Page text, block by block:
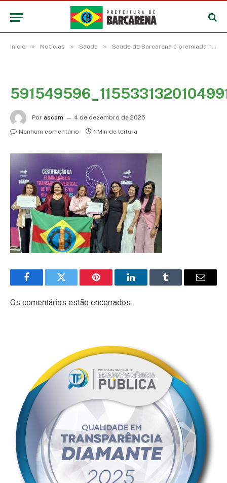
Início » Notícias » Saúde » Saúde de Barcarena é premiada nacionalmente: Município recebe duplo selo prata pela eliminação da transmissão vertical de HIV e Hepatite B
Por ascom
4 de dezembro de 2025
Nenhum comentário
1 Min de leitura
FacebookTwitter Pinterest LinkedInTumblr
E-
Os comentários estão encerrados.